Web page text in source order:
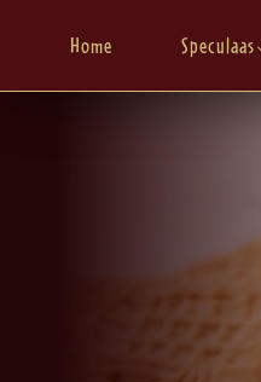
Home Speculaas